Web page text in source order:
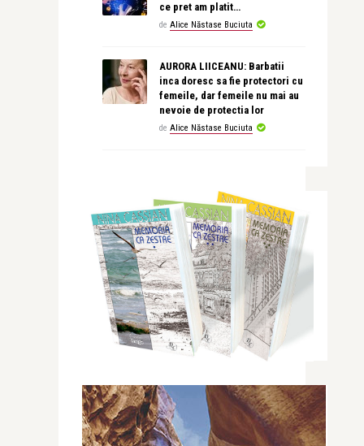
ce pret am platit…
de Alice Năstase Buciuta
AURORA LIICEANU: Barbatii
inca doresc sa fie protectori cu
femeile, dar femeile nu mai au
nevoie de protectia lor
de Alice Năstase Buciuta